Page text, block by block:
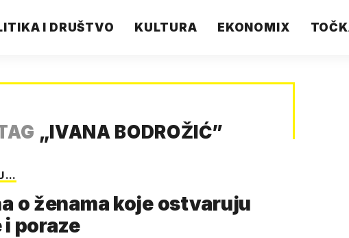
I DRUŠTVO KULTURA EKONOMIX
„IVANA BODROŽIĆ”
o ženama koje ostvaruju
poraze